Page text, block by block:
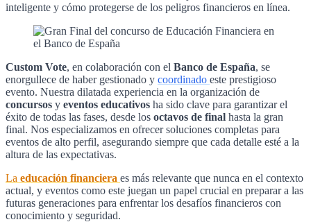
inteligente y cómo protegerse de los peligros financieros en línea.
Custom Vote, en colaboración con el Banco de España, se
enorgullece de haber gestionado y coordinado este prestigioso
evento. Nuestra dilatada experiencia en la organización de
concursos y eventos educativos ha sido clave para garantizar el
éxito de todas las fases, desde los octavos de final hasta la gran
final. Nos especializamos en ofrecer soluciones completas para
eventos de alto perfil, asegurando siempre que cada detalle esté a la
altura de las expectativas.
La educación financiera es más relevante que nunca en el contexto
actual, y eventos como este juegan un papel crucial en preparar a las
futuras generaciones para enfrentar los desafíos financieros con
conocimiento y seguridad.